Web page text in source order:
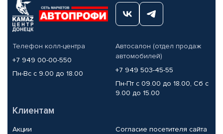
Телефон колл-центра
+7 949 00-00-550
Пн-Вс с 9.00 до 18.00
Автосалон (отдел продаж
автомобилей)
+7 949 503-45-55
Пн-Пт с 09.00 до 18.00, Сб с
9.00 до 15.00
Клиентам
Акции
Согласие посетителя сайта